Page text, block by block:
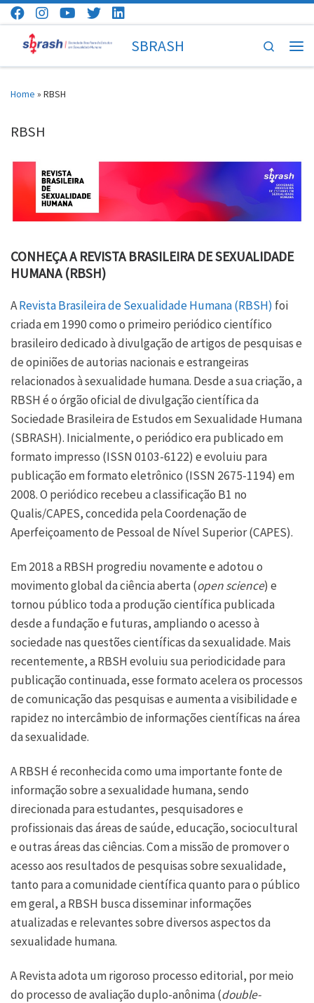
Skip to content
SBRASH
Search
Home » RBSH
RBSH
CONHEÇA A REVISTA BRASILEIRA DE SEXUALIDADE
HUMANA (RBSH)
ARevista Brasileira de Sexualidade Humana (RBSH) foi
criada em 1990 como o primeiro periódico científico
brasileiro dedicado à divulgação de artigos de pesquisas e
de opiniões de autorias nacionais e estrangeiras
relacionados à sexualidade humana. Desde a sua criação, a
RBSH é o órgão oficial de divulgação científica da
Sociedade Brasileira de Estudos em Sexualidade Humana
(SBRASH). Inicialmente, o periódico era publicado em
formato impresso (ISSN 0103-6122) e evoluiu para
publicação em formato eletrônico (ISSN 2675-1194) em
2008. O periódico recebeu a classificação B1 no
Qualis/CAPES, concedida pela Coordenação de
Aperfeiçoamento de Pessoal de Nível Superior (CAPES).
Em 2018 a RBSH progrediu novamente e adotou o
movimento global da ciência aberta (open science) e
tornou público toda a produção científica publicada
desde a fundação e futuras, ampliando o acesso à
sociedade nas questões científicas da sexualidade. Mais
recentemente, a RBSH evoluiu sua periodicidade para
publicação continuada, esse formato acelera os processos
de comunicação das pesquisas e aumenta a visibilidade e
rapidez no intercâmbio de informações científicas na área
da sexualidade.
A RBSH é reconhecida como uma importante fonte de
informação sobre a sexualidade humana, sendo
direcionada para estudantes, pesquisadores e
profissionais das áreas de saúde, educação, sociocultural
e outras áreas das ciências. Com a missão de promover o
acesso aos resultados de pesquisas sobre sexualidade,
tanto para a comunidade científica quanto para o público
em geral, a RBSH busca disseminar informações
atualizadas e relevantes sobre diversos aspectos da
sexualidade humana.
A Revista adota um rigoroso processo editorial, por meio
do processo de avaliação duplo-anônima (double-